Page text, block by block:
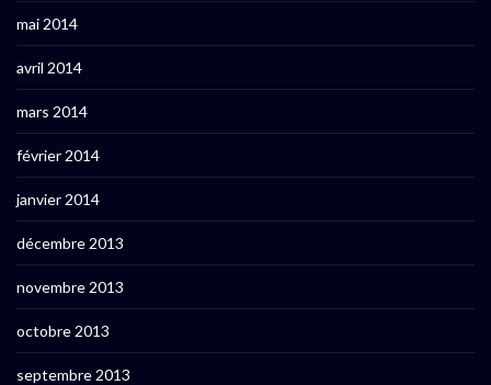
mai 2014
avril 2014
mars 2014
février 2014
janvier 2014
décembre 2013
novembre 2013
octobre 2013
septembre 2013